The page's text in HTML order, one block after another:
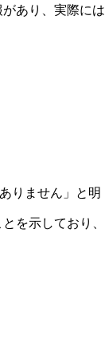
あり、実際には
りません」と明
を示しており、